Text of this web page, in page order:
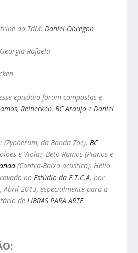
do TdM: Daniel Obregon
Rafaela
episódio foram compostas e
, Reinecken, BC Araujo e Daniel
(Zypherum, da Banda Zoe).BC
e Viola); Beto Ramos (Pianos e
(Contra-Baixo acústico); Hélio
noEstúdio da E.T.C.A. por
Abril 2013, especialmente para a
deLIBRAS PARA ARTE.